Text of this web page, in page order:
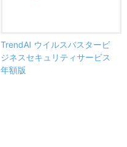
TrendAI ウイルスバスタービ
ジネスセキュリティサービス
年額版